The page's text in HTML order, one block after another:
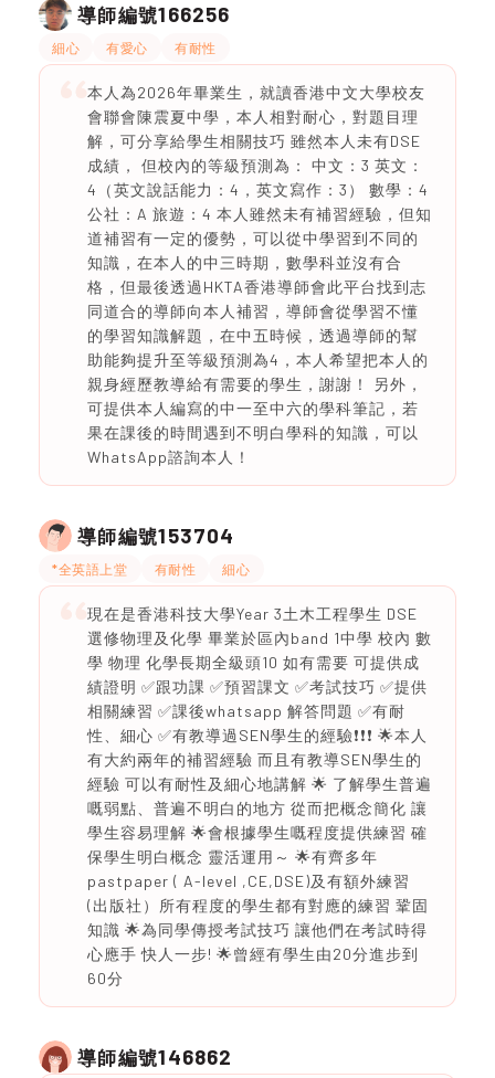
導師編號166256
細心 有愛心 有耐性
本人為2026年畢業生，就讀香港中文大學校友
會聯會陳震夏中學，本人相對耐心，對題目理
解，可分享給學生相關技巧 雖然本人未有DSE
成績， 但校內的等級預測為： 中文：3 英文：
4（英文說話能力：4，英文寫作：3） 數學：4
公社：A 旅遊：4 本人雖然未有補習經驗，但知
道補習有一定的優勢，可以從中學習到不同的
知識，在本人的中三時期，數學科並沒有合
格，但最後透過HKTA香港導師會此平台找到志
同道合的導師向本人補習，導師會從學習不懂
的學習知識解題，在中五時候，透過導師的幫
助能夠提升至等級預測為4，本人希望把本人的
親身經歷教導給有需要的學生，謝謝！ 另外，
可提供本人編寫的中一至中六的學科筆記，若
果在課後的時間遇到不明白學科的知識，可以
WhatsApp諮詢本人！
導師編號153704
*全英語上堂 有耐性 細心
現在是香港科技大學Year 3土木工程學生 DSE
選修物理及化學 畢業於區內band 1中學 校內 數
學 物理 化學長期全級頭10 如有需要 可提供成
績證明 ✅跟功課 ✅預習課文 ✅考試技巧 ✅提供
相關練習 ✅課後whatsapp 解答問題 ✅有耐
性、細心 ✅有教導過SEN學生的經驗❗️❗️❗️ 🌟本人
有大約兩年的補習經驗 而且有教導SEN學生的
經驗 可以有耐性及細心地講解 🌟 了解學生普遍
嘅弱點、普遍不明白的地方 從而把概念簡化 讓
學生容易理解 🌟會根據學生嘅程度提供練習 確
保學生明白概念 靈活運用～ 🌟有齊多年
pastpaper ( A-level ,CE,DSE)及有額外練習
(出版社）所有程度的學生都有對應的練習 鞏固
知識 🌟為同學傳授考試技巧 讓他們在考試時得
心應手 快人一步! 🌟曾經有學生由20分進步到
60分
導師編號146862